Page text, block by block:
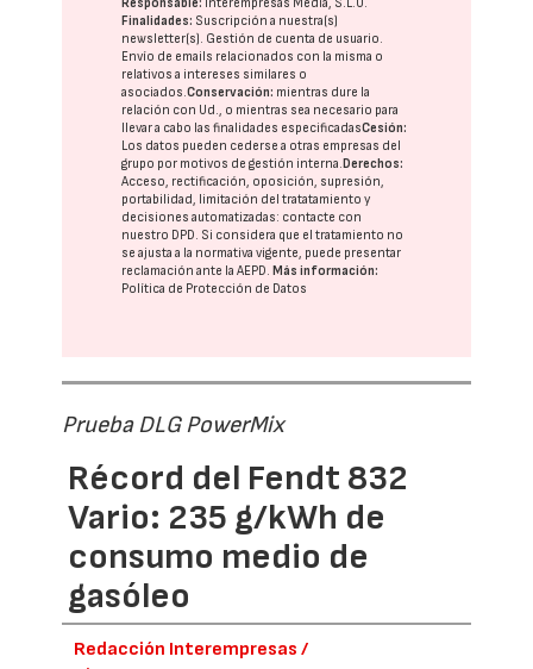
Finalidades: Suscripción a nuestra(s)
newsletter(s). Gestión de cuenta de usuario.
Envío de emails relacionados con la misma o
relativos a intereses similares o
asociados.Conservación: mientras dure la
relación con Ud., o mientras sea necesario para
llevar a cabo las finalidades especificadasCesión:
Los datos pueden cederse a otras empresas del
grupo por motivos de gestión interna.Derechos:
Acceso, rectificación, oposición, supresión,
portabilidad, limitación del tratatamiento y
decisiones automatizadas: contacte con
nuestro DPD. Si considera que el tratamiento no
se ajusta a la normativa vigente, puede presentar
reclamación ante laAEPD.Más información:
Política de Protección de Datos
Prueba DLG PowerMix
Récord del Fendt 832
Vario: 235 g/kWh de
consumo medio de
gasóleo
Redacción Interempresas /